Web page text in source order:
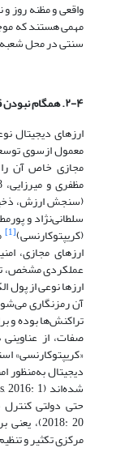
واقعی و مظنه روز و
مهمی هستند که
سنتی در محل
۲-۴. همگام نبودن قانون با دارایی
ارزهای دیجیتال
معمول ازسوی
مجازی خاص آن را
(سنجش ارزش،
(کریپتوکارنسی)[1]
ارزهای مجازی،
ارزها نوعی از پول
آن رمزنگاری
تراکنش‌ها بوده و
صفات، از عناوینی
دیجیتال
2018:
مرکزی تکثیر و